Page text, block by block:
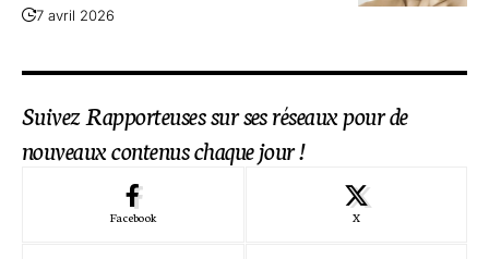
7 avril 2026
Suivez Rapporteuses sur ses réseaux pour de
nouveaux contenus chaque jour !
Facebook X